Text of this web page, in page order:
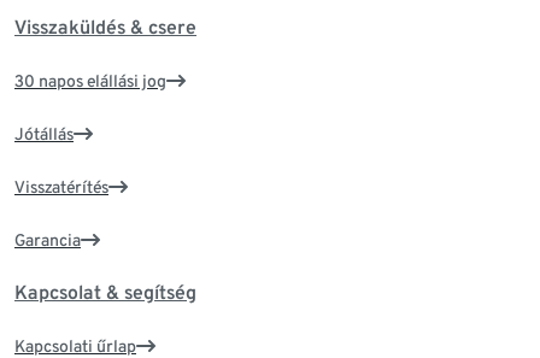
Visszaküldés & csere
30 napos elállási jog
Jótállás
Visszatérítés
Garancia
Kapcsolat & segítség
Kapcsolati űrlap